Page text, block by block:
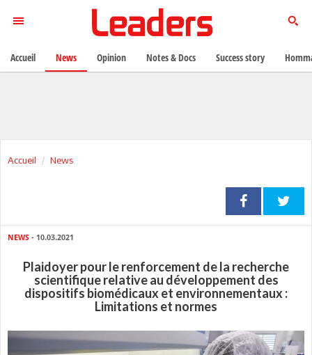
Accueil News
NEWS - 10.03.2021
Plaidoyer pour le renforcement de la recherche
scientifique relative au développement des
dispositifs biomédicaux et environnementaux :
Limitations et normes
Accueil News Opinion Notes & Docs Success story